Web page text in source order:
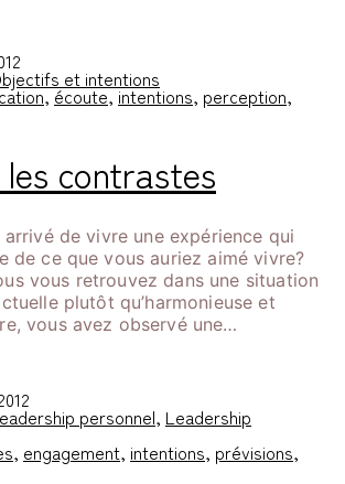
et intentions
,écoute,intentions, perception,
contrastes
de vivre une expérience qui
de ce que vous auriez aimé vivre?
vous retrouvez dans une situation
plutôt qu’harmonieuse et
vous avez observé une…
personnel, Leadership
, engagement, intentions, prévisions,